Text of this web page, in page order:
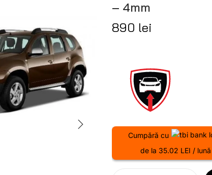
– 4mm
890 lei
Cumpără cu
de la 35.02 LEI / lună